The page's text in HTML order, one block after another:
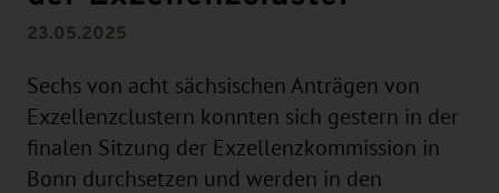
23.05.2025
Sechs von acht sächsischen Anträgen von
Exzellenzclustern konnten sich gestern in der
finalen Sitzung der Exzellenzkommission in
Bonn durchsetzen und werden in den